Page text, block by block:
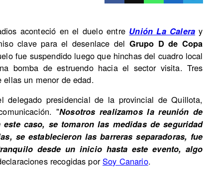
aconteció en el duelo entre Unión La Calera y
clave para el desenlace del Grupo D de Copa
fue suspendido luego que hinchas del cuadro local
bomba de estruendo hacia el sector visita. Tres
ellas un menor de edad.
delegado presidencial de la provincial de Quillota,
"Nosotros realizamos la reunión de
caso, se tomaron las medidas de seguridad
se establecieron las barreras separadoras, fue
desde un inicio hasta este evento, algo
recogidas porSoy Canario.